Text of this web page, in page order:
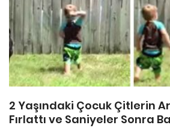
2 Yaşındaki Çocuk Çitlerin
Fırlattı ve Saniyeler Sonra